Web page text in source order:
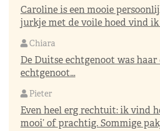
Caroline is een mooie
jurkje met de voile hoed vind ik
Chiara
De Duitse echtgenoot was haar
echtgenoot...
Pieter
Even heel erg rechtuit: ik vind
mooi’ of prachtig. Sommige